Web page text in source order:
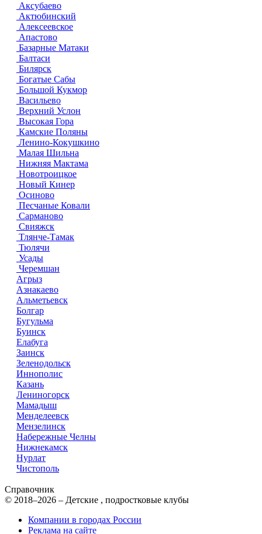
Аксубаево
Актюбинский
Алексеевское
Апастово
Базарные Матаки
Балтаси
Билярск
Богатые Сабы
Большой Кукмор
Васильево
Верхний Услон
Высокая Гора
Камские Поляны
Ленино-Кокушкино
Малая Шильна
Нижняя Мактама
Новотроицкое
Новый Кинер
Осиново
Песчаные Ковали
Сарманово
Свияжск
Тлянче-Тамак
Тюлячи
Усады
Черемшан
Агрыз
Азнакаево
Альметьевск
Болгар
Бугульма
Буинск
Елабуга
Заинск
Зеленодольск
Иннополис
Казань
Лениногорск
Мамадыш
Менделеевск
Мензелинск
Набережные Челны
Нижнекамск
Нурлат
Чистополь
Справочник
© 2018–2026 – Детские , подростковые клубы
Компании в городах России
Реклама на сайте